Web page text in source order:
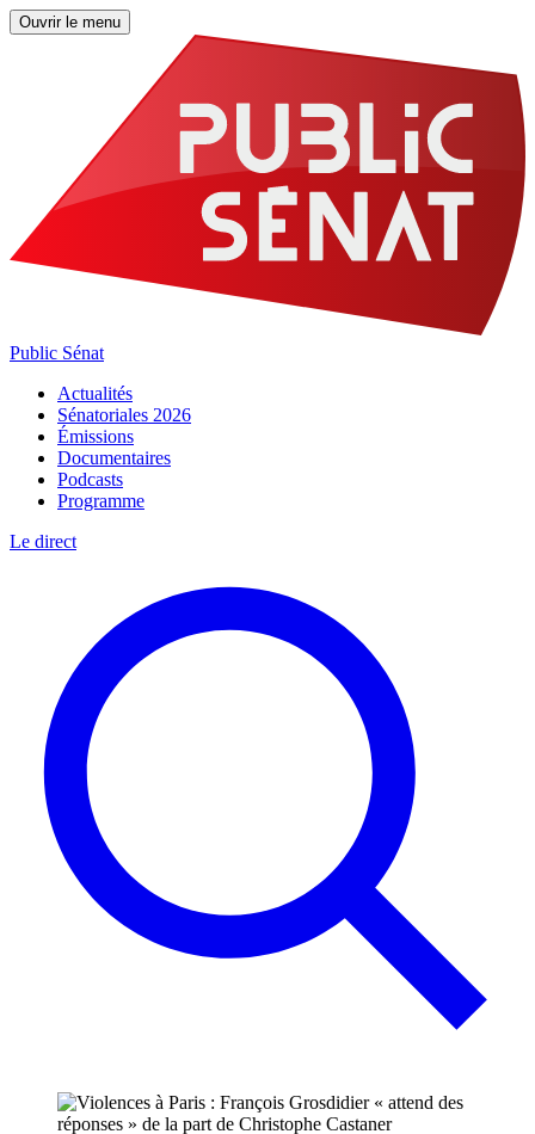
Ouvrir le menu
Public Sénat
Actualités
Sénatoriales 2026
Émissions
Documentaires
Podcasts
Programme
Le direct